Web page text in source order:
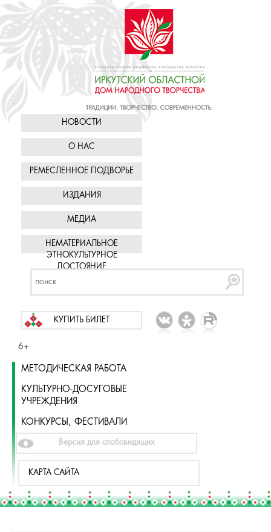
НОВОСТИ
О НАС
РЕМЕСЛЕННОЕ ПОДВОРЬЕ
ИЗДАНИЯ
МЕДИА
НЕМАТЕРИАЛЬНОЕ
ЭТНОКУЛЬТУРНОЕ
ДОСТОЯНИЕ
КУПИТЬ БИЛЕТ
6+
МЕТОДИЧЕСКАЯ РАБОТА
КУЛЬТУРНО-ДОСУГОВЫЕ
УЧРЕЖДЕНИЯ
КОНКУРСЫ, ФЕСТИВАЛИ
Версия для слабовидящих
КАРТА САЙТА